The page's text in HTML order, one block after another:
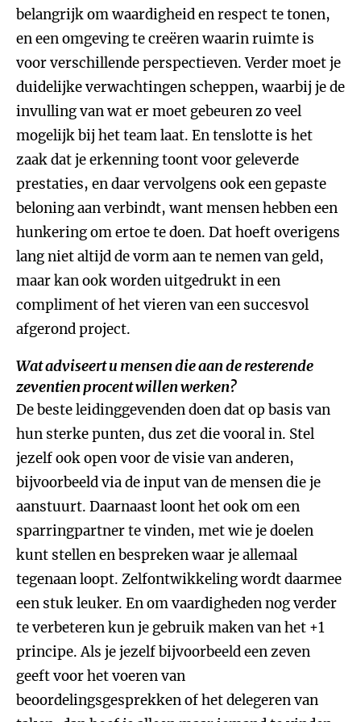
belangrijk om waardigheid en respect te tonen,
en een omgeving te creëren waarin ruimte is
voor verschillende perspectieven. Verder moet je
duidelijke verwachtingen scheppen, waarbij je de
invulling van wat er moet gebeuren zo veel
mogelijk bij het team laat. En tenslotte is het
zaak dat je erkenning toont voor geleverde
prestaties, en daar vervolgens ook een gepaste
beloning aan verbindt, want mensen hebben een
hunkering om ertoe te doen. Dat hoeft overigens
lang niet altijd de vorm aan te nemen van geld,
maar kan ook worden uitgedrukt in een
compliment of het vieren van een succesvol
afgerond project.
Wat adviseert u mensen die aan de resterende
zeventien procent willen werken?
De beste leidinggevenden doen dat op basis van
hun sterke punten, dus zet die vooral in. Stel
jezelf ook open voor de visie van anderen,
bijvoorbeeld via de input van de mensen die je
aanstuurt. Daarnaast loont het ook om een
sparringpartner te vinden, met wie je doelen
kunt stellen en bespreken waar je allemaal
tegenaan loopt. Zelfontwikkeling wordt daarmee
een stuk leuker. En om vaardigheden nog verder
te verbeteren kun je gebruik maken van het +1
principe. Als je jezelf bijvoorbeeld een zeven
geeft voor het voeren van
beoordelingsgesprekken of het delegeren van